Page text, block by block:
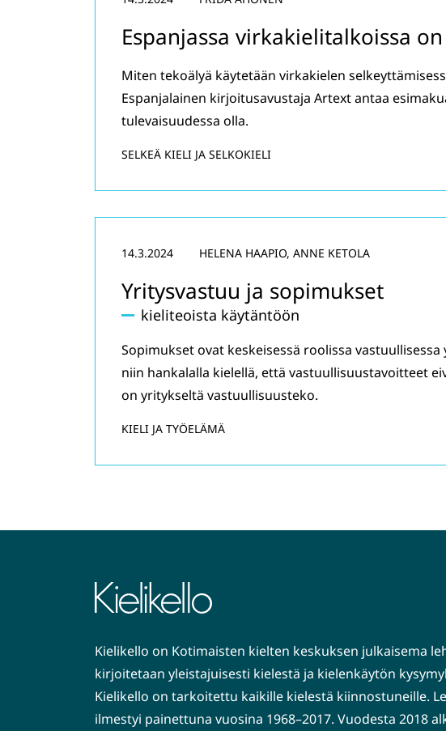
Espanjassa virkakielitalkoissa
Miten tekoälyä käytetään virkakielen
Espanjalainen kirjoitusavustaja Artext antaa
tulevaisuudessa olla.
SELKEÄ KIELI JA SELKOKIELI
Yritysvastuu ja sopimukset
kieliteoista käytäntöön
14.3.2024 HELENA HAAPIO, ANNE KETOLA
Sopimukset ovat keskeisessä roolissa
niin hankalalla kielellä, että vastuullisuustavoitteet
on yritykseltä vastuullisuusteko.
KIELI JA TYÖELÄMÄ
Kielikello on Kotimaisten kielten keskuksen julkaisema
kirjoitetaan yleistajuisesti kielestä ja kielenkäytön
Kielikello on tarkoitettu kaikille kielestä kiinnostuneille.
ilmestyi painettuna vuosina 1968–2017. Vuodesta 2018